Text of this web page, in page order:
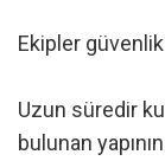
Ekipler güvenlik
Uzun süredir
bulunan